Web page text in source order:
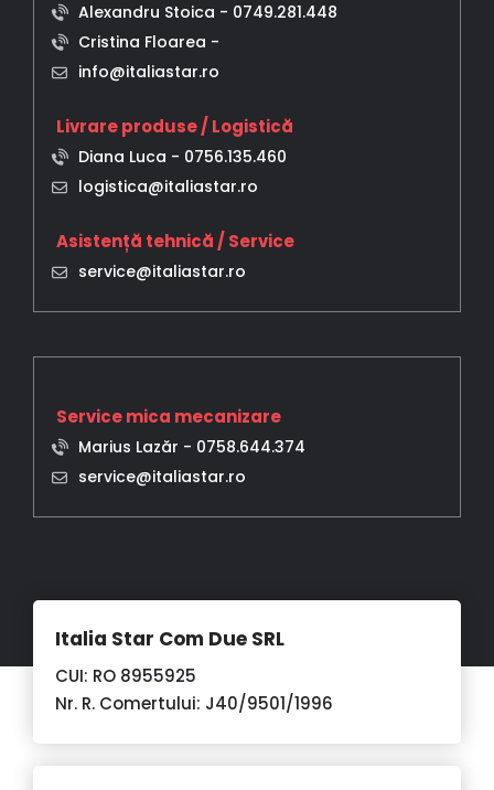
Alexandru Stoica - 0749.281.448
Cristina Floarea -
info@italiastar.ro
Livrare produse / Logistică
Diana Luca - 0756.135.460
logistica@italiastar.ro
Asistență tehnică / Service
service@italiastar.ro
Service mica mecanizare
Marius Lazăr - 0758.644.374
service@italiastar.ro
Italia Star Com Due SRL
CUI: RO 8955925
Nr. R. Comertului: J40/9501/1996